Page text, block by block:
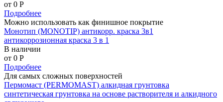
от 0 P
Подробнее
Можно использовать как финишное покрытие
Монотип (MONOTIP) антикорр. краска 3в1
антикоррозионная краска 3 в 1
В наличии
от 0 P
Подробнее
Для самых сложных поверхностей
Пермомаст (PERMOMAST) алкидная грунтовка
синтетическая грунтовка на основе растворителя и алкидного